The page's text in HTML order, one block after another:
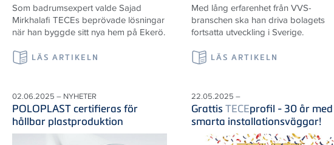
Som badrumsexpert valde Sajad
Mirkhalafi TECEs beprövade lösningar
när han byggde sitt nya hem på Ekerö.
LÄS ARTIKELN
Med lång erfarenhet från VVS-
branschen ska han driva bolagets
fortsatta utveckling i Sverige.
LÄS ARTIKELN
02.06.2025 – NYHETER
POLOPLAST certifieras för
hållbar plastproduktion
22.05.2025 –
Grattis TECEprofil - 30 år med
smarta installationsväggar!